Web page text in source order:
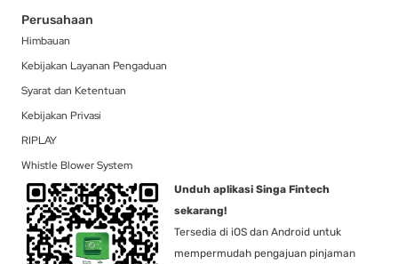
Perusahaan
Himbauan
Kebijakan Layanan Pengaduan
Syarat dan Ketentuan
Kebijakan Privasi
RIPLAY
Whistle Blower System
Unduh aplikasi Singa Fintech
sekarang!
Tersedia di iOS dan Android untuk
mempermudah pengajuan pinjaman